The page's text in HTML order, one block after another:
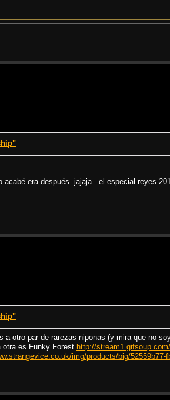
era después..jajaja...el especial reyes
a otro par de rarezas niponas (y mira que no
otra es Funky Forest http://
img/products/big/52559b77-